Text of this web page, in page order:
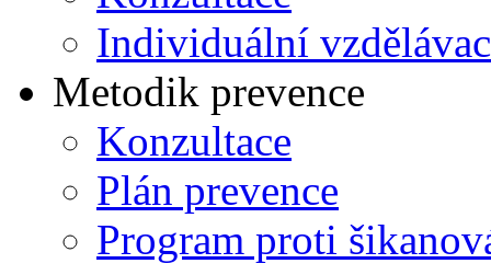
Individuální
Metodik prevence
Konzultace
Plán prevence
Program proti